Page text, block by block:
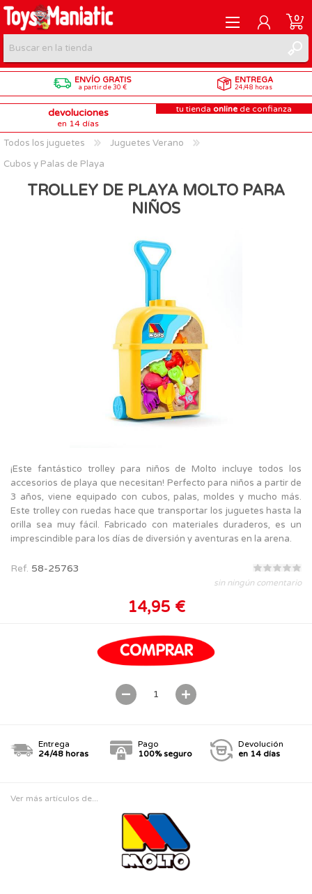
REGISTRARME
INICIAR SESIÓN
0
ENVÍO GRATIS
a partir de 30 €
ENTREGA
24/48 horas
devoluciones
en 14 días
tu tienda online de confianza
Todos los juguetes
Juguetes Verano
Cubos y Palas de Playa
TROLLEY DE PLAYA MOLTO PARA
NIÑOS
¡Este fantástico trolley para niños de Molto incluye todos los
accesorios de playa que necesitan! Perfecto para niños a partir de
3 años, viene equipado con cubos, palas, moldes y mucho más.
Este trolley con ruedas hace que transportar los juguetes hasta la
orilla sea muy fácil. Fabricado con materiales duraderos, es un
imprescindible para los días de diversión y aventuras en la arena.
Ref. 58-25763
sin ningún comentario
14,95 €
Entrega
24/48 horas
Pago
100% seguro
Devolución
en 14 días
Ver más artículos de...